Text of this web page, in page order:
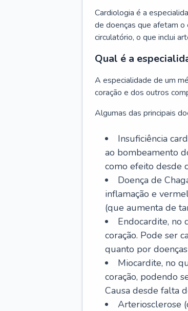
Cardiologia é a
de doenças que afetam
circulatório, o que inclui
Qual é a
A especialidade de um
coração e dos outros
Algumas das principais
Insuficiência
ao bombeamento
como efeito desde
Doença de
inflamação e
(que aumenta de
Endocardite, no
coração. Pode ser
quanto por
Miocardite, no
coração, podendo
Causa desde falta
Arteriosclerose